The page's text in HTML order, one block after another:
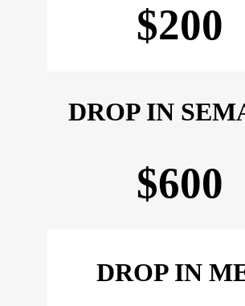
$200
DROP IN
$600
DROP IN